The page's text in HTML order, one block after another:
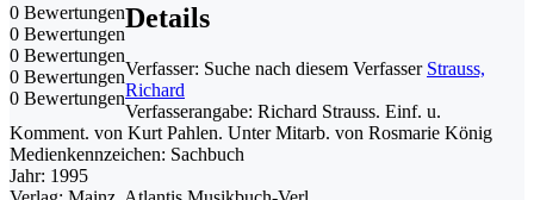
0 Bewertungen
0 Bewertungen
0 Bewertungen
0 Bewertungen
0 Bewertungen
Details
Verfasser: Suche nach diesem Verfasser Strauss,
Richard
Verfasserangabe: Richard Strauss. Einf. u.
Komment. von Kurt Pahlen. Unter Mitarb. von Rosmarie König
Medienkennzeichen: Sachbuch
Jahr: 1995